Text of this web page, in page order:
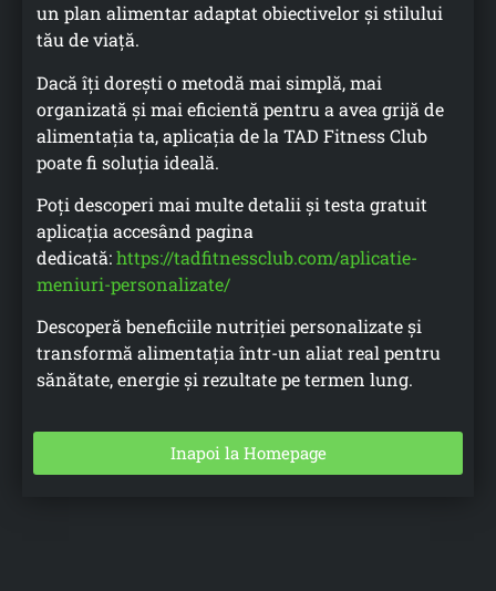
un plan alimentar adaptat obiectivelor și stilului
tău de viață.
Dacă îți dorești o metodă mai simplă, mai
organizată și mai eficientă pentru a avea grijă de
alimentația ta, aplicația de la TAD Fitness Club
poate fi soluția ideală.
Poți descoperi mai multe detalii și testa gratuit
aplicația accesând pagina
dedicată:https://tadfitnessclub.com/aplicatie-
meniuri-personalizate/
Descoperă beneficiile nutriției personalizate și
transformă alimentația într-un aliat real pentru
sănătate, energie și rezultate pe termen lung.
Inapoi la Homepage